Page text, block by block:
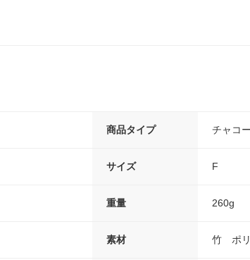
商品タイプ チャコ
サイズ F
重量 260g
素材 竹 ポリ